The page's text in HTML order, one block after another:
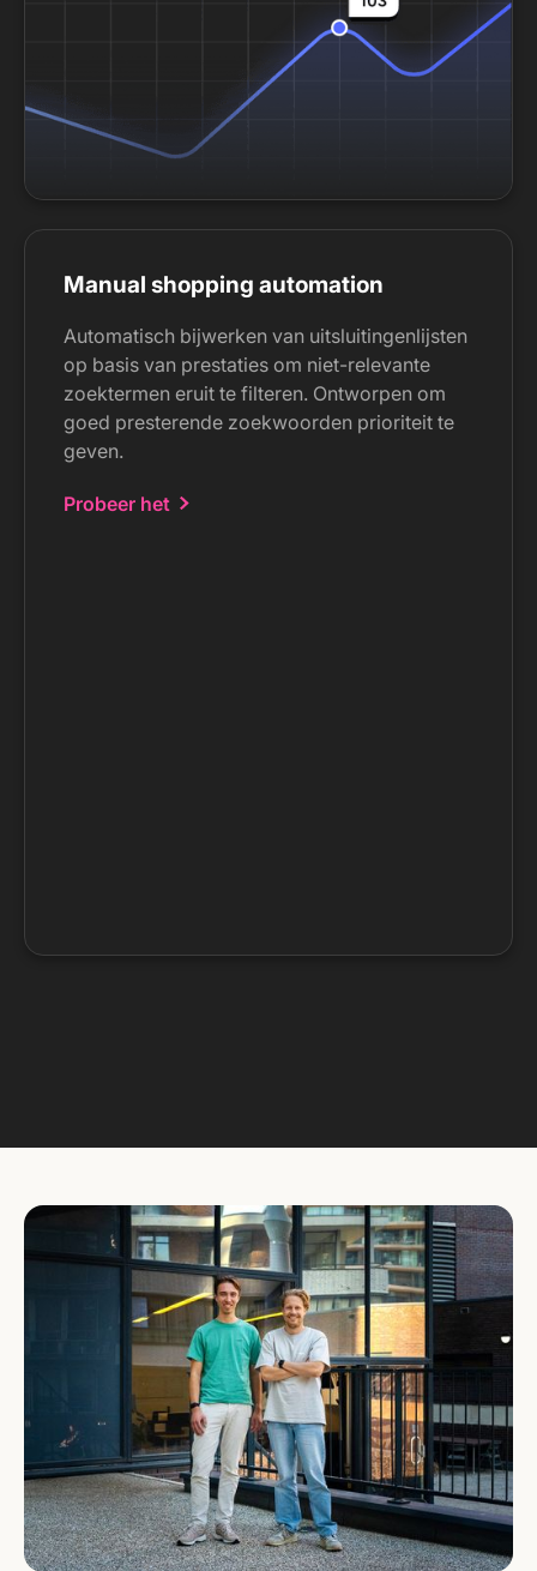
Manual shopping automation
Automatisch bijwerken van uitsluitingenlijsten
op basis van prestaties om niet-relevante
zoektermen eruit te filteren. Ontworpen om
goed presterende zoekwoorden prioriteit te
geven.
Probeer het